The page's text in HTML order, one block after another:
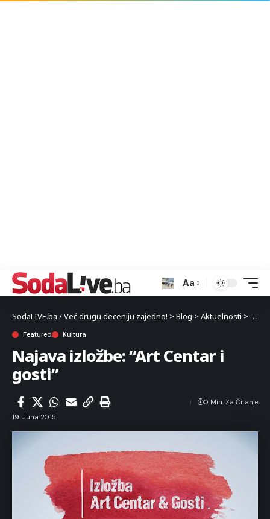
Aa
SodaLIVE.ba / Već drugu deceniju zajedno! > Blog > Aktuelnosti >
Featured Kultura
Najava izložbe: “Art Centar i
gosti”
19. Juna 2015.
0 Min. Za Čitanje